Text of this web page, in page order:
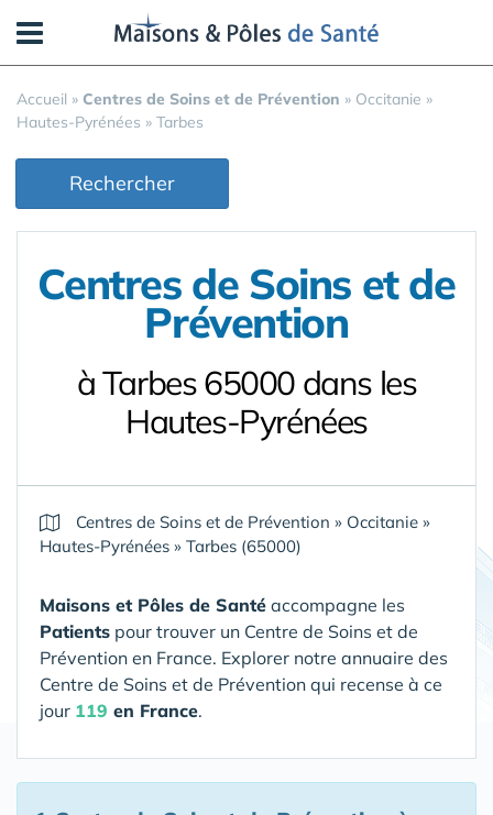
Accueil » Centres de Soins et de Prévention » Occitanie »
Hautes-Pyrénées » Tarbes
Rechercher
Centres de Soins et de
Prévention
à Tarbes 65000 dans les
Hautes-Pyrénées
Centres de Soins et de Prévention » Occitanie »
Hautes-Pyrénées » Tarbes (65000)
Maisons et Pôles de Santé accompagne les
Patients pour trouver un Centre de Soins et de
Prévention en France. Explorer notre annuaire des
Centre de Soins et de Prévention qui recense à ce
jour 119 en France.
Panneau de gestion des cookies